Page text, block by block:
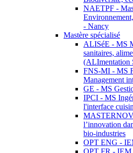
NAETPF -
- Nancy
Mastère spécialisé
ALISéE - MS
sanitaires,
(ALImentation
FNS-MI - MS
Management
GE - MS
IPCI - MS
l'interface
l’innovation
bio-industries
OPT ENG -
OPT FR -